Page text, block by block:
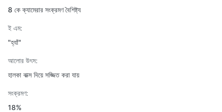
8 কে ক্যামেরার সংক্রমণ বৈশিষ্ট্য
ই এম:
"হ্যাঁ"
আলোর উৎস:
হালকা বাক্স দিয়ে সজ্জিত করা যায়
সংক্রমণ:
18%